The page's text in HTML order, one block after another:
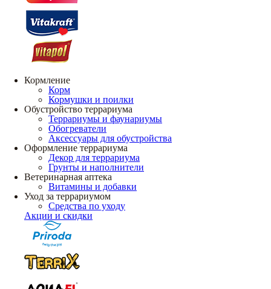
Кормление
Корм
Кормушки и поилки
Обустройство террариума
Террариумы и фаунариумы
Обогреватели
Аксессуары для обустройства
Оформление террариума
Декор для террариума
Грунты и наполнители
Ветеринарная аптека
Витамины и добавки
Уход за террариумом
Средства по уходу
Акции и скидки